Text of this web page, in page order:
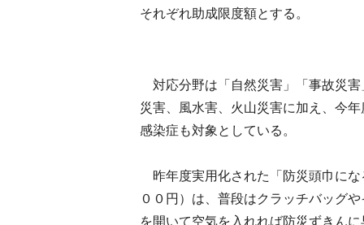
それぞれ助成限度額とする。
対応分野は「自然災害」「事故災
災害、風水害、火山災害に加え、今
感染症も対象としている。
昨年度実用化された「防災頭巾に
００円）は、普段はクラッチバッグ
を開いて空気を入れれば防災ずきん